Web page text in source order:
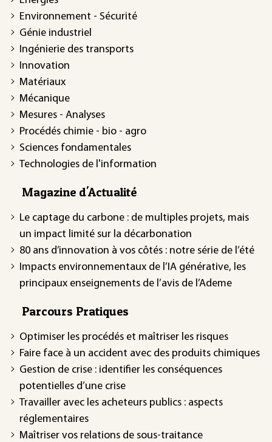
Environnement - Sécurité
Génie industriel
Ingénierie des transports
Innovation
Matériaux
Mécanique
Mesures - Analyses
Procédés chimie - bio - agro
Sciences fondamentales
Technologies de l'information
Magazine d'Actualité
Le captage du carbone : de multiples projets, mais
un impact limité sur la décarbonation
80 ans d’innovation à vos côtés : notre série de l’été
Impacts environnementaux de l’IA générative, les
principaux enseignements de l’avis de l’Ademe
Parcours Pratiques
Optimiser les procédés et maîtriser les risques
Faire face à un accident avec des produits chimiques
Gestion de crise : identifier les conséquences
potentielles d’une crise
Travailler avec les acheteurs publics : aspects
réglementaires
Maîtriser vos relations de sous-traitance